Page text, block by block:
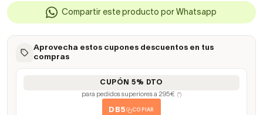
Compartir este producto por Whatsapp
Aprovecha estos cupones descuentos en tus
compras
CUPÓN 5% DTO
para pedidos superiores a 295€ (*)
DB5 COPIAR